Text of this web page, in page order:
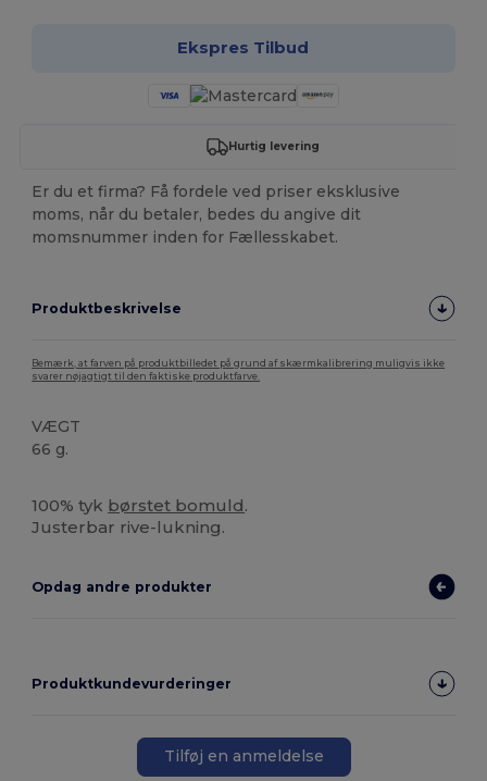
Ekspres Tilbud
Hurtig levering
Er du et firma? Få fordele ved priser eksklusive
moms, når du betaler, bedes du angive dit
momsnummer inden for Fællesskabet.
Produktbeskrivelse
Bemærk, at farven på produktbilledet på grund af skærmkalibrering muligvis ikke
svarer nøjagtigt til den faktiske produktfarve.
VÆGT
66 g.
100% tyk børstet bomuld.
Justerbar rive-lukning.
Opdag andre produkter
Produktkundevurderinger
Tilføj en anmeldelse